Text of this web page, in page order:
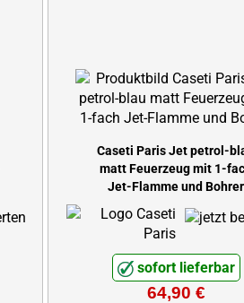
Caseti Paris Jet petrol-
matt Feuerzeug mit 1-
Jet-Flamme und Bohrer
sofort lieferbar
64,90 €